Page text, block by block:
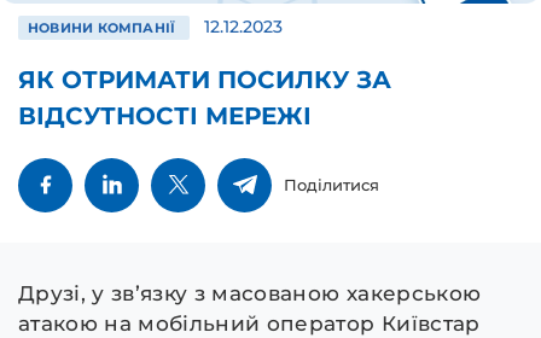
НОВИНИ КОМПАНІЇ 12.12.2023
ЯК ОТРИМАТИ ПОСИЛКУ ЗА
ВІДСУТНОСТІ МЕРЕЖІ
Поділитися
Друзі, у зв’язку з масованою хакерською
атакою на мобільний оператор Київстар